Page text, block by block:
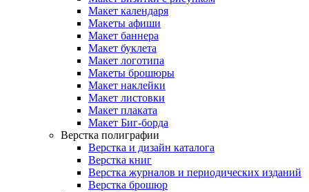
Макет календаря
Макеты афиши
Макет баннера
Макет буклета
Макет логотипа
Макеты брошюры
Макет наклейки
Макет листовки
Макет плаката
Макет Биг-борда
Верстка полиграфии
Верстка и дизайн каталога
Верстка книг
Верстка журналов и периодических изданий
Верстка брошюр